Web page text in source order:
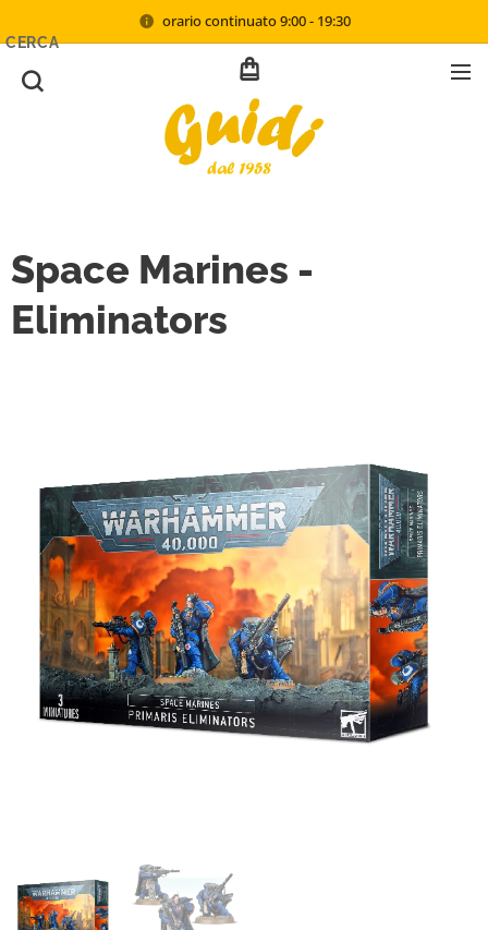
orario continuato 9:00 - 19:30
CERCA
Space Marines -
Eliminators